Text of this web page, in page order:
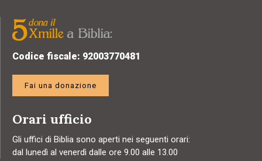
Codice fiscale: 92003770481
Fai una donazione
Orari ufficio
Gli uffici di Biblia sono aperti nei seguenti orari:
dal lunedì al venerdì dalle ore 9.00 alle 13.00